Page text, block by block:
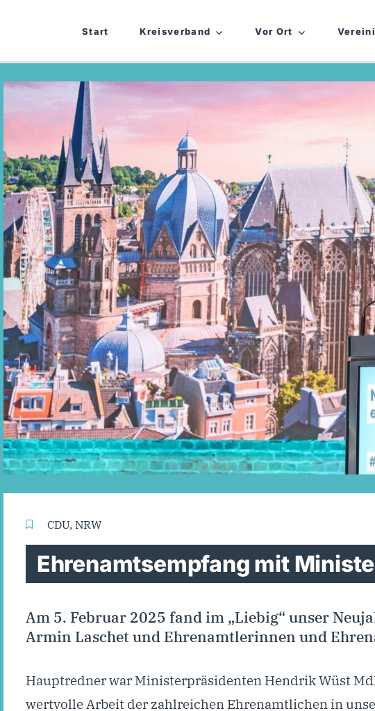
Start Kreisverband Vor Ort
CDU, NRW
Ehrenamtsempfang mit
Am 5. Februar 2025 fand im „Liebig“ unser
Armin Laschet und Ehrenamtlerinnen und
Hauptredner war Ministerpräsidenten Hendrik Wüst
wertvolle Arbeit der zahlreichen Ehrenamtlichen in